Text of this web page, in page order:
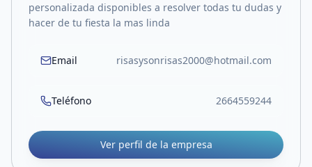
personalizada disponibles a resolver todas tu dudas y
hacer de tu fiesta la mas linda
Email risasysonrisas2000@hotmail.com
Teléfono 2664559244
Ver perfil de la empresa